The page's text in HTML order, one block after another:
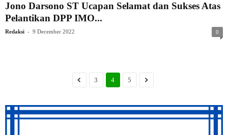
Jono Darsono ST Ucapan Selamat dan Sukses Atas
Pelantikan DPP IMO...
Redaksi - 9 December 2022 0
3 4 5